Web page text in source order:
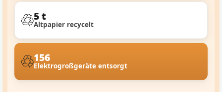
5 t
Altpapier recycelt
156
Elektrogroßgeräte entsorgt